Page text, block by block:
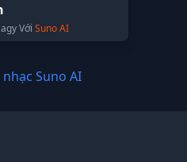
Với Suno AI
Suno AI